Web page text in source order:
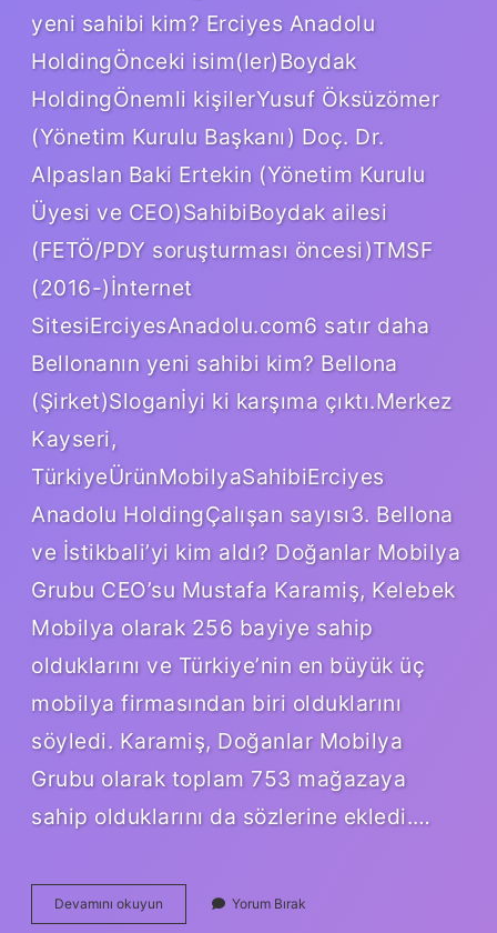
yeni sahibi kim? Erciyes Anadolu
HoldingÖnceki isim(ler)Boydak
HoldingÖnemli kişilerYusuf Öksüzömer
(Yönetim Kurulu Başkanı) Doç. Dr.
Alpaslan Baki Ertekin (Yönetim Kurulu
Üyesi ve CEO)SahibiBoydak ailesi
(FETÖ/PDY soruşturması öncesi)TMSF
(2016-)İnternet
SitesiErciyesAnadolu.com6 satır daha
Bellonanın yeni sahibi kim? Bellona
(Şirket)Sloganİyi ki karşıma çıktı.Merkez
Kayseri,
TürkiyeÜrünMobilyaSahibiErciyes
Anadolu HoldingÇalışan sayısı3. Bellona
ve İstikbali’yi kim aldı? Doğanlar Mobilya
Grubu CEO’su Mustafa Karamiş, Kelebek
Mobilya olarak 256 bayiye sahip
olduklarını ve Türkiye’nin en büyük üç
mobilya firmasından biri olduklarını
söyledi. Karamiş, Doğanlar Mobilya
Grubu olarak toplam 753 mağazaya
sahip olduklarını da sözlerine ekledi.…
Devamını okuyun
Ve
Yorum Bırak